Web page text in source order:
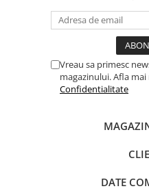
Vreau sa primesc
magazinului. Afla
Confidentialitate
DATE